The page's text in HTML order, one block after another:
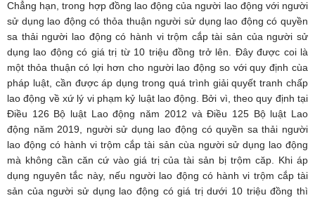
Chẳng hạn, trong hợp đồng lao động của người lao động với người
sử dụng lao động có thỏa thuận người sử dụng lao động có quyền
sa thải người lao động có hành vi trộm cắp tài sản của người sử
dụng lao động có giá trị từ 10 triệu đồng trở lên. Đây được coi là
một thỏa thuận có lợi hơn cho người lao động so với quy định cùa
pháp luật, cần được áp dụng trong quá trình giải quyết tranh chấp
lao động về xứ lý vi phạm kỷ luật lao động. Bởi vì, theo quy định tại
Điều 126 Bộ luật Lao động năm 2012 và Điều 125 Bộ luật Lao
động năm 2019, người sử dụng lao động có quyền sa thải người
lao động có hành vi trộm cắp tài sản cùa người sử dụng lao động
mà không cần căn cứ vào giá trị của tài sản bị trộm căp. Khi áp
dụng nguyên tắc này, nếu người lao động có hành vi trộm cắp tài
sản của người sử dụng lao động có giá trị dưới 10 triệu đồng thì